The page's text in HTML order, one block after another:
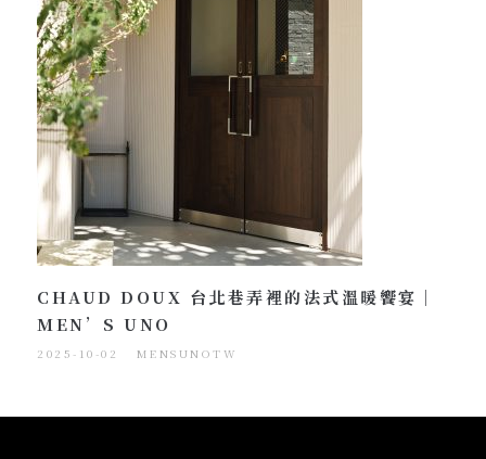
CHAUD DOUX 台北巷弄裡的法式溫暖饗宴｜
MEN’S UNO
2025-10-02 MENSUNOTW